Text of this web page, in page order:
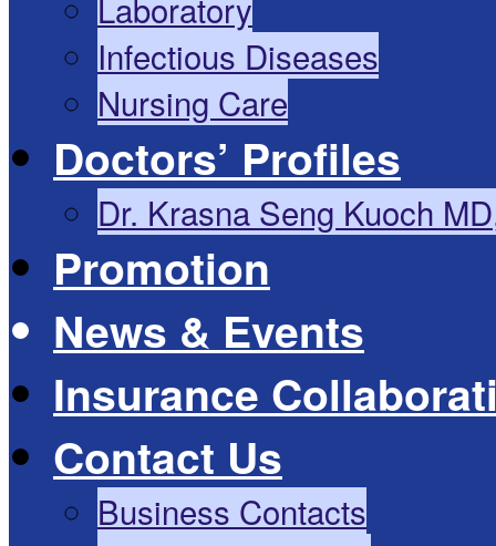
Infectious Diseases
Nursing Care
Doctors’ Profiles
Dr. Krasna Seng Kuoch
Promotion
News & Events
Insurance
Contact Us
Business Contacts